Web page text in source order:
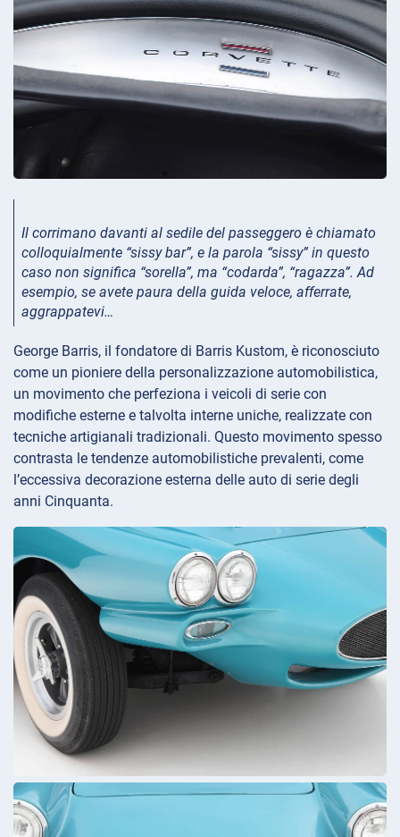
Il corrimano davanti al sedile del passeggero è chiamato
colloquialmente “sissy bar”, e la parola “sissy” in questo
caso non significa “sorella”, ma “codarda”, “ragazza”. Ad
esempio, se avete paura della guida veloce, afferrate,
aggrappatevi…
George Barris, il fondatore di Barris Kustom, è riconosciuto
come un pioniere della personalizzazione automobilistica,
un movimento che perfeziona i veicoli di serie con
modifiche esterne e talvolta interne uniche, realizzate con
tecniche artigianali tradizionali. Questo movimento spesso
contrasta le tendenze automobilistiche prevalenti, come
l’eccessiva decorazione esterna delle auto di serie degli
anni Cinquanta.